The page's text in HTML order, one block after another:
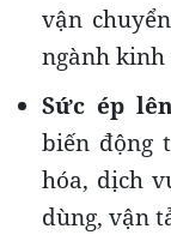
vận
ngành kinh
Sức ép
biến động
hóa, dịch
dùng, vận